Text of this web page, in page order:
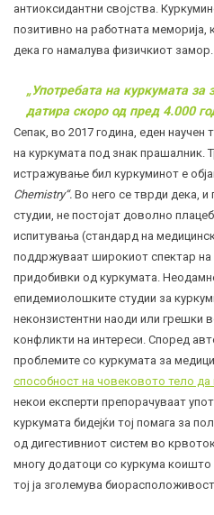
антиоксидантни својства.
позитивно на работната меморија,
дека го намалува физичкиот замор.
„Употребата на куркумата за
датира скоро од пред 4.000
Сепак, во 2017 година, еден научен
на куркумата под знак прашалник.
истражување бил куркуминот е
Chemistry“. Во него се тврди дека, и
студии, не постојат доволно
испитувања (стандард на
поддржуваат широкиот спектар
придобивки од куркумата.
епидемиолошките студии за
неконзистентни наоди или грешки
конфликти на интереси. Според
проблемите со куркумата за
способност на човековото тело да
некои експерти препорачуваат
куркумата бидејќи тој помага за
од дигестивниот систем во
многу додатоци со куркума коишто
тој ја зголемува